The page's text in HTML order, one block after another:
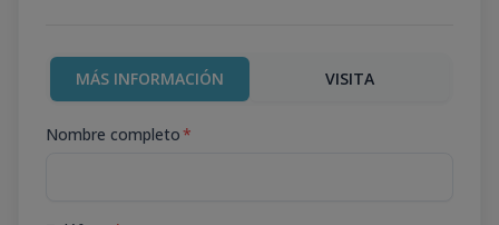
MÁS INFORMACIÓN VISITA
Nombre completo*